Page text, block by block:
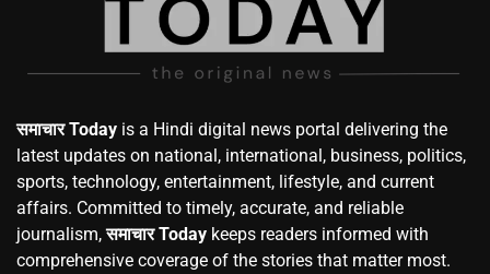
समाचार Today is a Hindi digital news portal delivering the
latest updates on national, international, business, politics,
sports, technology, entertainment, lifestyle, and current
affairs. Committed to timely, accurate, and reliable
journalism,समाचार Today keeps readers informed with
comprehensive coverage of the stories that matter most.